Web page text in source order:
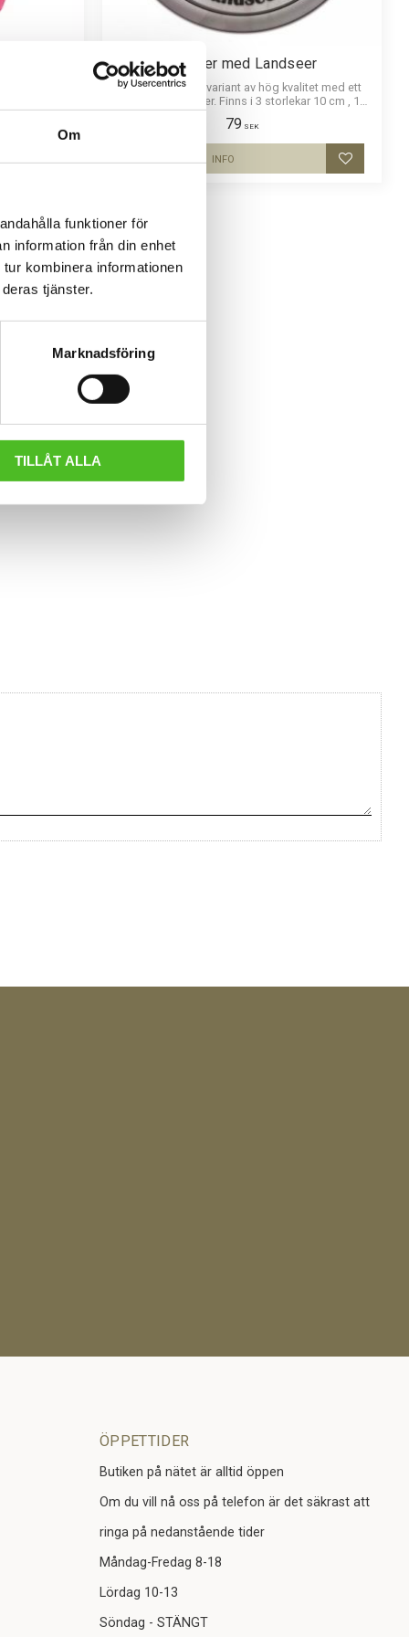
Om
funktioner för
information från din enhet
kombinera informationen
tjänster.
Marknadsföring
TILLÅT ALLA
Lägg till i favoriter
Dekaler med Landseer
Rund dekal i 3D-variant av hög kvalitet med ett
motiv av Landseer. Finns i 3 storlekar 10 cm , 15
cm och 30 cm i diameter.
79 SEK
Lägg till i
INFO
ÖPPETTIDER
Butiken på nätet är alltid öppen
Om du vill nå oss på telefon är det säkrast att
ringa på nedanstående tider
Måndag-Fredag 8-18
Lördag 10-13
Söndag - STÄNGT